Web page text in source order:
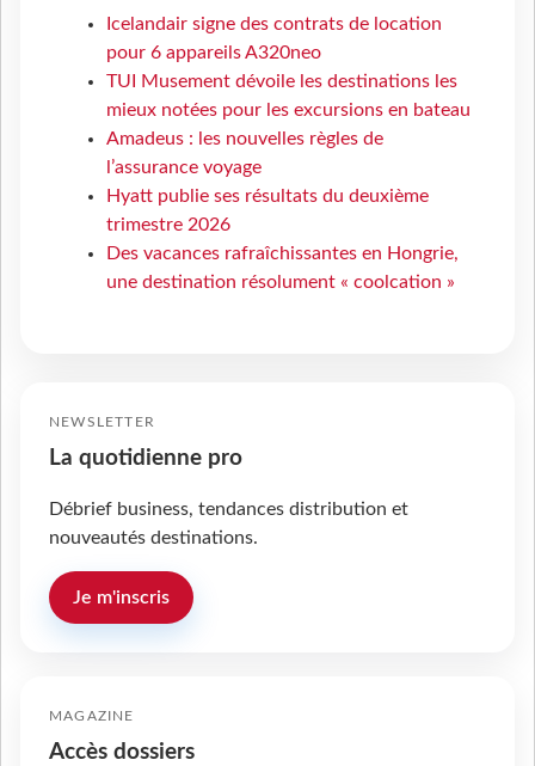
Icelandair signe des contrats de location
pour 6 appareils A320neo
TUI Musement dévoile les destinations les
mieux notées pour les excursions en bateau
Amadeus : les nouvelles règles de
l’assurance voyage
Hyatt publie ses résultats du deuxième
trimestre 2026
Des vacances rafraîchissantes en Hongrie,
une destination résolument « coolcation »
NEWSLETTER
La quotidienne pro
Débrief business, tendances distribution et
nouveautés destinations.
Je m'inscris
MAGAZINE
Accès dossiers